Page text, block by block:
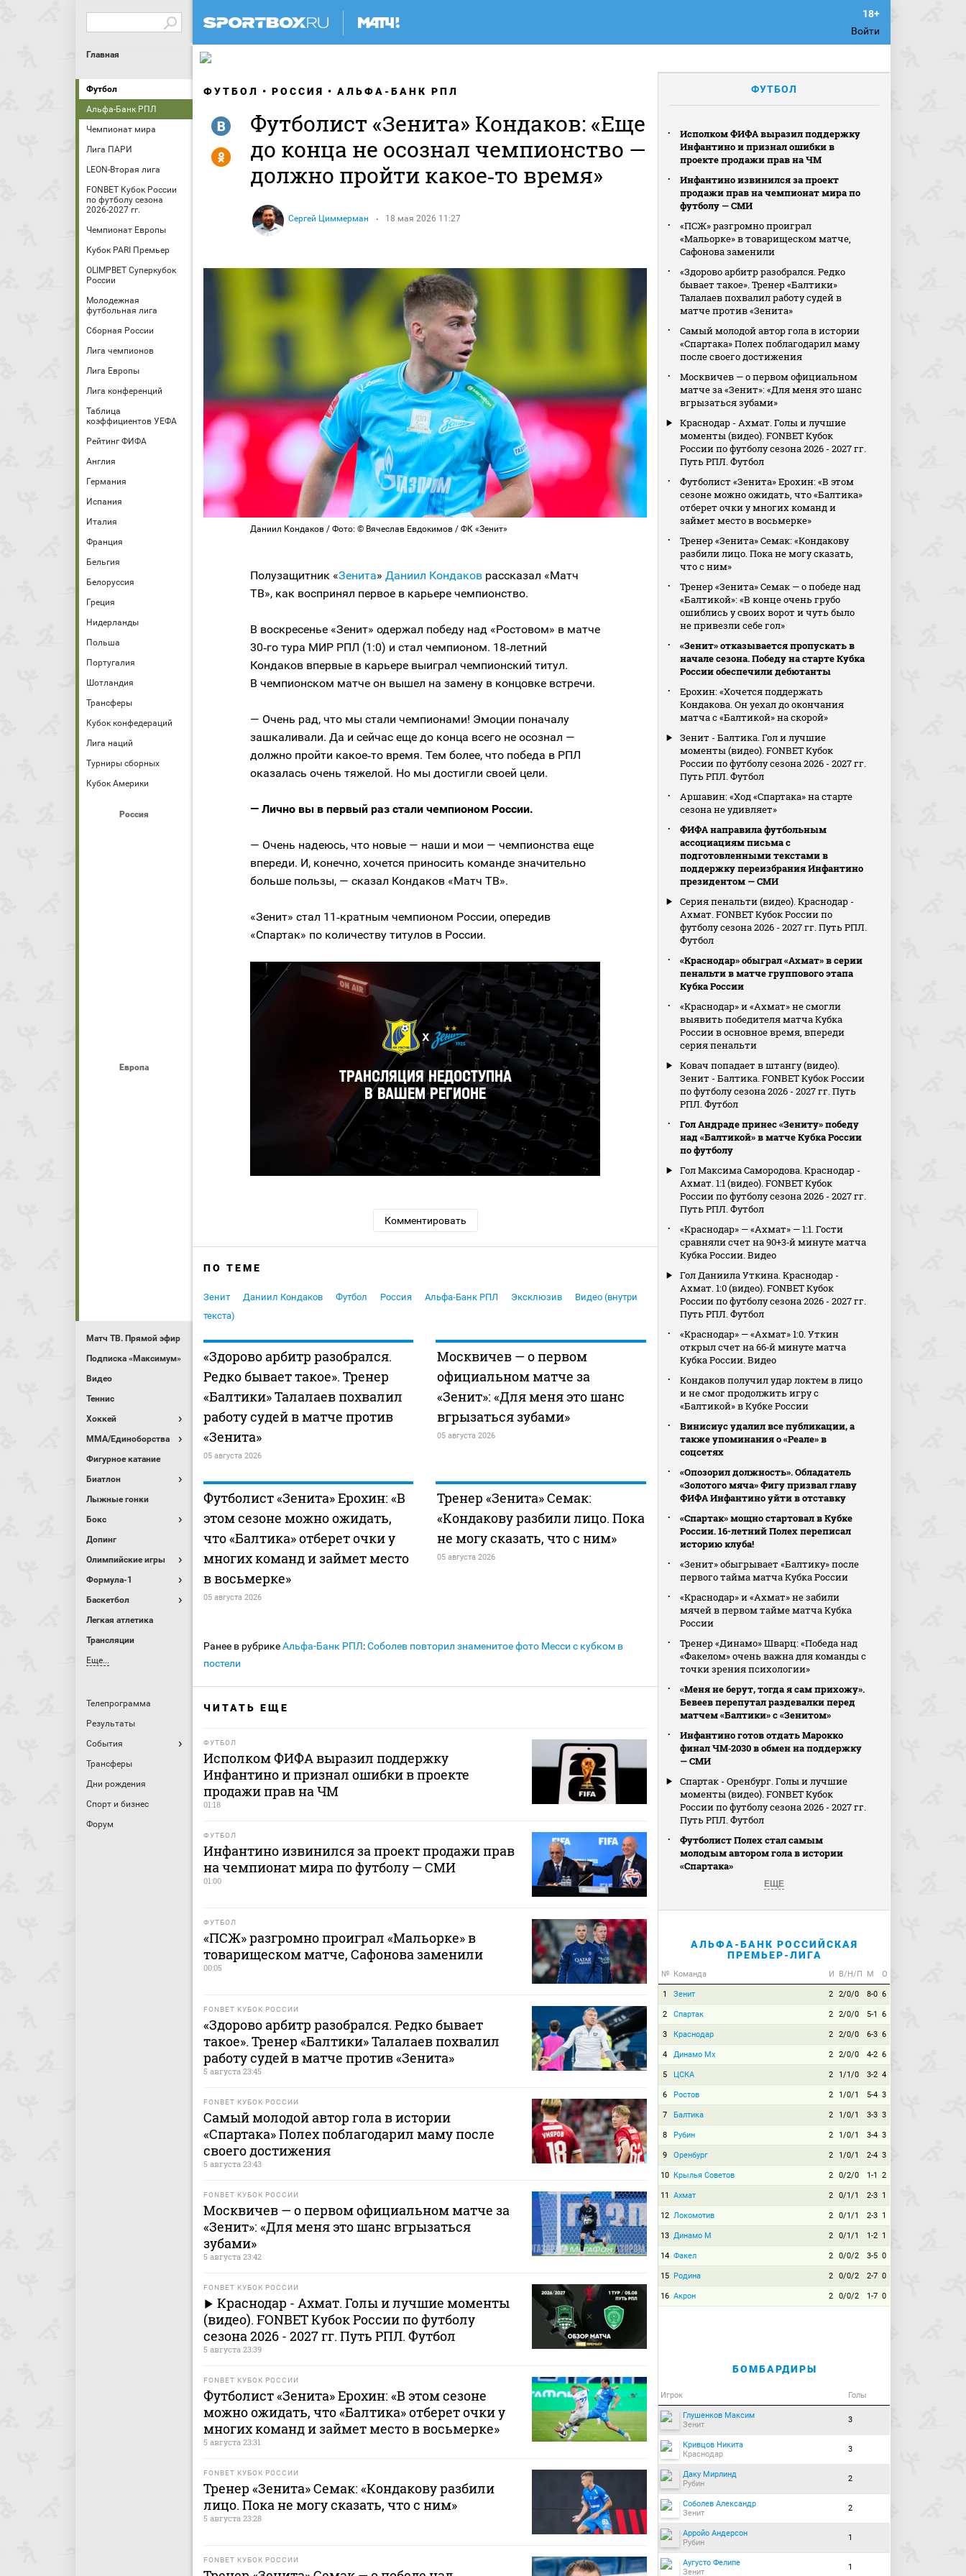
Войти
Главная
Футбол
Альфа-Банк РПЛ
Чемпионат мира
Лига ПАРИ
LEON-Вторая лига
FONBET Кубок России
по футболу сезона
2026-2027 гг.
Чемпионат Европы
Кубок PARI Премьер
OLIMPBET Суперкубок
России
Молодежная
футбольная лига
Сборная России
Лига чемпионов
Лига Европы
Лига конференций
Таблица
коэффициентов УЕФА
Рейтинг ФИФА
Англия
Германия
Испания
Италия
Франция
Бельгия
Белоруссия
Греция
Нидерланды
Польша
Португалия
Шотландия
Трансферы
Кубок конфедераций
Лига наций
Турниры сборных
Кубок Америки
Россия
Европа
Матч ТВ. Прямой эфир
Подписка «Максимум»
Видео
Теннис
Хоккей
MMA/Единоборства
Фигурное катание
Биатлон
Лыжные гонки
Бокс
Допинг
Олимпийские игры
Формула-1
Баскетбол
Легкая атлетика
Трансляции
Еще...
Телепрограмма
Результаты
События
Трансферы
Дни рождения
Спорт и бизнес
Форум
ФУТБОЛ РОССИЯ АЛЬФА-БАНК РПЛ
Футболист «Зенита» Кондаков: «Еще
до конца не осознал чемпионство —
должно пройти какое‑то время»
Сергей Циммерман 18 мая 2026 11:27
R
Y
Даниил Кондаков / Фото: © Вячеслав Евдокимов / ФК «Зенит»
Полузащитник «Зенита» Даниил Кондаков рассказал «Матч
ТВ», как воспринял первое в карьере чемпионство.
В воскресенье «Зенит» одержал победу над «Ростовом» в матче
30‑го тура МИР РПЛ (1:0) и стал чемпионом. 18‑летний
Кондаков впервые в карьере выиграл чемпионский титул.
В чемпионском матче он вышел на замену в концовке встречи.
— Очень рад, что мы стали чемпионами! Эмоции поначалу
зашкаливали. Да и сейчас еще до конца всего не осознал —
должно пройти какое‑то время. Тем более, что победа в РПЛ
оказалась очень тяжелой. Но мы достигли своей цели.
— Лично вы в первый раз стали чемпионом России.
— Очень надеюсь, что новые — наши и мои — чемпионства еще
впереди. И, конечно, хочется приносить команде значительно
больше пользы, — сказал Кондаков «Матч ТВ».
«Зенит» стал 11‑кратным чемпионом России, опередив
«Спартак» по количеству титулов в России.
Комментировать
ПО ТЕМЕ
Зенит Даниил Кондаков Футбол Россия Альфа-Банк РПЛ Эксклюзив
Видео (внутри
текста)
«Здорово арбитр разобрался.
Редко бывает такое». Тренер
«Балтики» Талалаев похвалил
работу судей в матче против
«Зенита»
05 августа 2026
Москвичев — о первом
официальном матче за
«Зенит»: «Для меня это шанс
вгрызаться зубами»
05 августа 2026
Футболист «Зенита» Ерохин: «В
этом сезоне можно ожидать,
что «Балтика» отберет очки у
многих команд и займет место
в восьмерке»
05 августа 2026
Тренер «Зенита» Семак:
«Кондакову разбили лицо. Пока
не могу сказать, что с ним»
05 августа 2026
Ранее в рубрикеАльфа-Банк РПЛ:Соболев повторил знаменитое фото Месси с кубком в
постели
ЧИТАТЬ ЕЩЕ
ФУТБОЛ
Исполком ФИФА выразил поддержку
Инфантино и признал ошибки в проекте
продажи прав на ЧМ
01:18
ФУТБОЛ
Инфантино извинился за проект продажи прав
на чемпионат мира по футболу — СМИ
01:00
ФУТБОЛ
«ПСЖ» разгромно проиграл «Мальорке» в
товарищеском матче, Сафонова заменили
00:05
FONBET КУБОК РОССИИ
«Здорово арбитр разобрался. Редко бывает
такое». Тренер «Балтики» Талалаев похвалил
работу судей в матче против «Зенита»
5 августа 23:45
FONBET КУБОК РОССИИ
Самый молодой автор гола в истории
«Спартака» Полех поблагодарил маму после
своего достижения
5 августа 23:43
FONBET КУБОК РОССИИ
Москвичев — о первом официальном матче за
«Зенит»: «Для меня это шанс вгрызаться
зубами»
5 августа 23:42
FONBET КУБОК РОССИИ
Краснодар - Ахмат. Голы и лучшие моменты
(видео). FONBET Кубок России по футболу
сезона 2026 - 2027 гг. Путь РПЛ. Футбол
5 августа 23:39
FONBET КУБОК РОССИИ
Футболист «Зенита» Ерохин: «В этом сезоне
можно ожидать, что «Балтика» отберет очки у
многих команд и займет место в восьмерке»
5 августа 23:31
FONBET КУБОК РОССИИ
Тренер «Зенита» Семак: «Кондакову разбили
лицо. Пока не могу сказать, что с ним»
5 августа 23:28
FONBET КУБОК РОССИИ
ФУТБОЛ
Исполком ФИФА выразил поддержку
Инфантино и признал ошибки в
проекте продажи прав на ЧМ
Инфантино извинился за проект
продажи прав на чемпионат мира по
футболу — СМИ
«ПСЖ» разгромно проиграл
«Мальорке» в товарищеском матче,
Сафонова заменили
«Здорово арбитр разобрался. Редко
бывает такое». Тренер «Балтики»
Талалаев похвалил работу судей в
матче против «Зенита»
Самый молодой автор гола в истории
«Спартака» Полех поблагодарил маму
после своего достижения
Москвичев — о первом официальном
матче за «Зенит»: «Для меня это шанс
вгрызаться зубами»
Краснодар - Ахмат. Голы и лучшие
моменты (видео). FONBET Кубок
России по футболу сезона 2026 - 2027 гг.
Путь РПЛ. Футбол
Футболист «Зенита» Ерохин: «В этом
сезоне можно ожидать, что «Балтика»
отберет очки у многих команд и
займет место в восьмерке»
Тренер «Зенита» Семак: «Кондакову
разбили лицо. Пока не могу сказать,
что с ним»
Тренер «Зенита» Семак — о победе над
«Балтикой»: «В конце очень грубо
ошиблись у своих ворот и чуть было
не привезли себе гол»
«Зенит» отказывается пропускать в
начале сезона. Победу на старте Кубка
России обеспечили дебютанты
Ерохин: «Хочется поддержать
Кондакова. Он уехал до окончания
матча с «Балтикой» на скорой»
Зенит - Балтика. Гол и лучшие
моменты (видео). FONBET Кубок
России по футболу сезона 2026 - 2027 гг.
Путь РПЛ. Футбол
Аршавин: «Ход «Спартака» на старте
сезона не удивляет»
ФИФА направила футбольным
ассоциациям письма с
подготовленными текстами в
поддержку переизбрания Инфантино
президентом — СМИ
Серия пенальти (видео). Краснодар -
Ахмат. FONBET Кубок России по
футболу сезона 2026 - 2027 гг. Путь РПЛ.
Футбол
«Краснодар» обыграл «Ахмат» в серии
пенальти в матче группового этапа
Кубка России
«Краснодар» и «Ахмат» не смогли
выявить победителя матча Кубка
России в основное время, впереди
серия пенальти
Ковач попадает в штангу (видео).
Зенит - Балтика. FONBET Кубок России
по футболу сезона 2026 - 2027 гг. Путь
РПЛ. Футбол
Гол Андраде принес «Зениту» победу
над «Балтикой» в матче Кубка России
по футболу
Гол Максима Самородова. Краснодар -
Ахмат. 1:1 (видео). FONBET Кубок
России по футболу сезона 2026 - 2027 гг.
Путь РПЛ. Футбол
«Краснодар» — «Ахмат» — 1:1. Гости
сравняли счет на 90+3‑й минуте матча
Кубка России. Видео
Гол Даниила Уткина. Краснодар -
Ахмат. 1:0 (видео). FONBET Кубок
России по футболу сезона 2026 - 2027 гг.
Путь РПЛ. Футбол
«Краснодар» — «Ахмат» 1:0. Уткин
открыл счет на 66‑й минуте матча
Кубка России. Видео
Кондаков получил удар локтем в лицо
и не смог продолжить игру с
«Балтикой» в Кубке России
Винисиус удалил все публикации, а
также упоминания о «Реале» в
соцсетях
«Опозорил должность». Обладатель
«Золотого мяча» Фигу призвал главу
ФИФА Инфантино уйти в отставку
«Спартак» мощно стартовал в Кубке
России. 16-летний Полех переписал
историю клуба!
«Зенит» обыгрывает «Балтику» после
первого тайма матча Кубка России
«Краснодар» и «Ахмат» не забили
мячей в первом тайме матча Кубка
России
Тренер «Динамо» Шварц: «Победа над
«Факелом» очень важна для команды с
точки зрения психологии»
«Меня не берут, тогда я сам прихожу».
Бевеев перепутал раздевалки перед
матчем «Балтики» с «Зенитом»
Инфантино готов отдать Марокко
финал ЧМ‑2030 в обмен на поддержку
— СМИ
Спартак - Оренбург. Голы и лучшие
моменты (видео). FONBET Кубок
России по футболу сезона 2026 - 2027 гг.
Путь РПЛ. Футбол
Футболист Полех стал самым
молодым автором гола в истории
«Спартака»
ЕЩЕ
АЛЬФА-БАНК РОССИЙСКАЯ
ПРЕМЬЕР-ЛИГА
№ Команда И В/Н/П М О
1 Зенит 2 2/0/0 8-0 6
2 Спартак 2 2/0/0 5-1 6
3 Краснодар 2 2/0/0 6-3 6
4 Динамо Мх 2 2/0/0 4-2 6
5 ЦСКА 2 1/1/0 3-2 4
6 Ростов 2 1/0/1 5-4 3
7 Балтика 2 1/0/1 3-3 3
8 Рубин 2 1/0/1 3-4 3
9 Оренбург 2 1/0/1 2-4 3
10 Крылья Советов 2 0/2/0 1-1 2
11 Ахмат 2 0/1/1 2-3 1
12 Локомотив 2 0/1/1 2-3 1
13 Динамо М 2 0/1/1 1-2 1
14 Факел 2 0/0/2 3-5 0
15 Родина 2 0/0/2 2-7 0
16 Акрон 2 0/0/2 1-7 0
БОМБАРДИРЫ
Игрок Голы
Глушенков Максим
Зенит
3
Кривцов Никита
Краснодар
3
Даку Мирлинд
Рубин
2
Соболев Александр
Зенит
2
Арройо Андерсон
Рубин
1
Аугусто Фелипе
Зенит
1